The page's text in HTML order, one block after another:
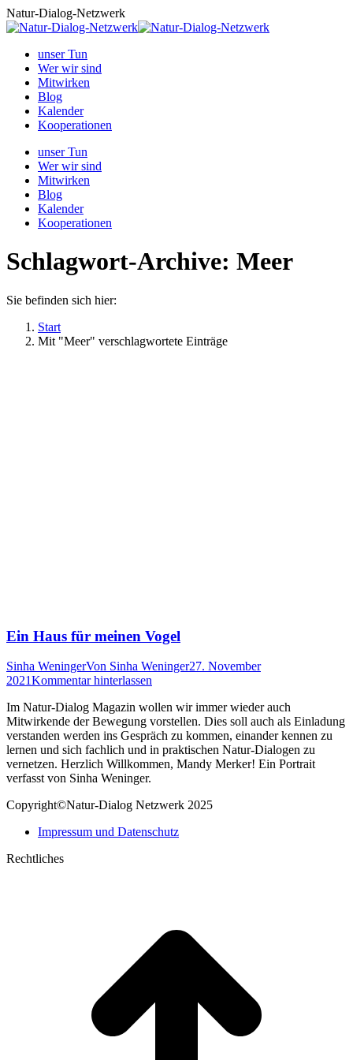
Zum
Inhalt
Natur-Dialog-Netzwerk
unser Tun
Wer wir sind
Mitwirken
Blog
Kalender
Kooperationen
unser Tun
Wer wir sind
Mitwirken
Blog
Kalender
Kooperationen
Schlagwort-Archive: Meer
Sie befinden sich hier:
Start
Mit "Meer" verschlagwortete Einträge
Ein Haus für meinen Vogel
Sinha WeningerVon Sinha Weninger27. November
2021Kommentar hinterlassen
Im Natur-Dialog Magazin wollen wir immer wieder auch
Mitwirkende der Bewegung vorstellen. Dies soll auch als Einladung
verstanden werden ins Gespräch zu kommen, einander kennen zu
lernen und sich fachlich und in praktischen Natur-Dialogen zu
vernetzen. Herzlich Willkommen, Mandy Merker! Ein Portrait
verfasst von Sinha Weninger.
Copyright©Natur-Dialog Netzwerk 2025
Impressum und Datenschutz
Rechtliches